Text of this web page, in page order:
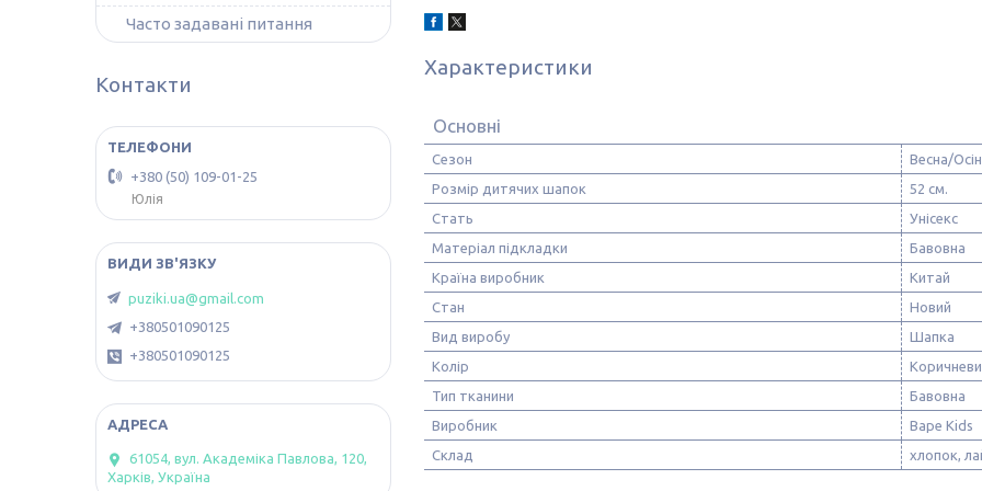
Характеристики
Основні
Сезон
Весна/
Розмір дитячих шапок
52 см.
Стать
Унісекс
Матеріал підкладки
Бавовна
Країна виробник
Китай
Стан
Новий
Вид виробу
Шапка
Колір
Тип тканини
Бавовна
Виробник
Bape Kids
Склад
хлопок,
Часто задавані питання
Контакти
+380 (50) 109-01-25
Юлія
puziki.ua@gmail.com
+380501090125
+380501090125
61054, вул. Академіка Павлова, 120,
Харків, Україна